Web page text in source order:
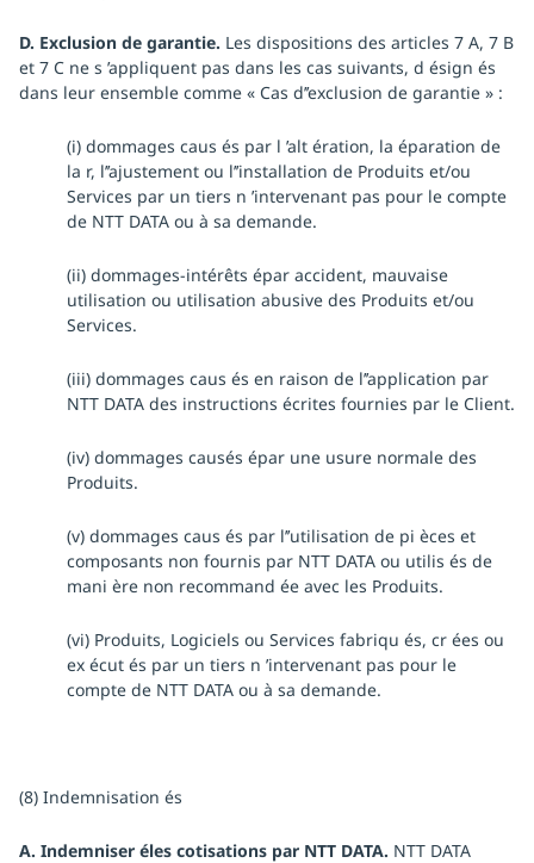
D. Exclusion de garantie. Les dispositions des articles 7 A, 7 B
et 7 C ne s ’appliquent pas dans les cas suivants, d ésign és
dans leur ensemble comme « Cas d’’exclusion de garantie » :
(i) dommages caus és par l ’alt ération, la éparation de
la r, l’’ajustement ou l’’installation de Produits et/ou
Services par un tiers n ’intervenant pas pour le compte
de NTT DATA ou à sa demande.
(ii) dommages-intérêts épar accident, mauvaise
utilisation ou utilisation abusive des Produits et/ou
Services.
(iii) dommages caus és en raison de l’’application par
NTT DATA des instructions écrites fournies par le Client.
(iv) dommages causés épar une usure normale des
Produits.
(v) dommages caus és par l’’utilisation de pi èces et
composants non fournis par NTT DATA ou utilis és de
mani ère non recommand ée avec les Produits.
(vi) Produits, Logiciels ou Services fabriqu és, cr ées ou
ex écut és par un tiers n ’intervenant pas pour le
compte de NTT DATA ou à sa demande.
(8) Indemnisation és
A. Indemniser éles cotisations par NTT DATA. NTT DATA